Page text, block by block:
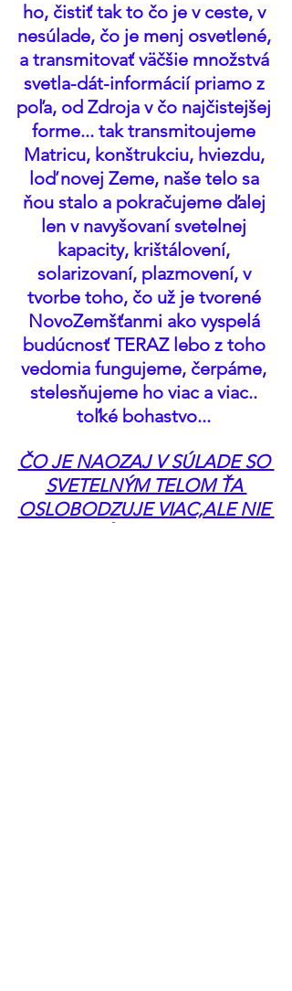
ho, čistiť tak to čo je v ceste, v
nesúlade, čo je menj osvetlené,
a transmitovať väčšie množstvá
svetla-dát-informácií priamo z
poľa, od Zdroja v čo najčistejšej
forme... tak transmitoujeme
Matricu, konštrukciu, hviezdu,
loď novej Zeme, naše telo sa
ňou stalo a pokračujeme ďalej
len v navyšovaní svetelnej
kapacity, krištálovení,
solarizovaní, plazmovení, v
tvorbe toho, čo už je tvorené
NovoZemšťanmi ako vyspelá
budúcnosť TERAZ lebo z toho
vedomia fungujeme, čerpáme,
stelesňujeme ho viac a viac..
toľké bohastvo...
ČO JE NAOZAJ V SÚLADE SO
SVETELNÝM TELOM ŤA
OSLOBODZUJE VIAC,ALE NIE